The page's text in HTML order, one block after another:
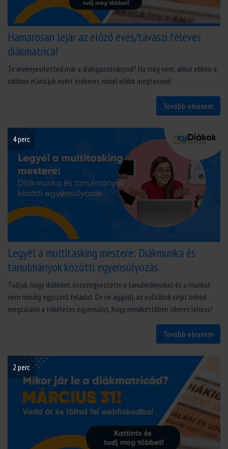
Hamarosan lejár az előző éves/tavaszi féléves
diákmatrica!
Te érvényesítetted már a diákigazolványod? Ha még nem, akkor ebben a
cikkben eláruljuk miért érdemes minél előbb megtenned.
Tovább olvasom
4 perc
Legyél a multitasking mestere: Diákmunka és
tanulmányok közötti egyensúlyozás
Tudjuk, hogy diákként összeegyeztetni a tanulmányokat és a munkát
nem mindig egyszerű feladat. De ne aggódj, az euDiákok segít neked
megtalálni a tökéletes egyensúlyt, hogy mindkettőben sikeres lehess!
Tovább olvasom
2 perc